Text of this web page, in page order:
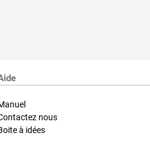
nous
à idées